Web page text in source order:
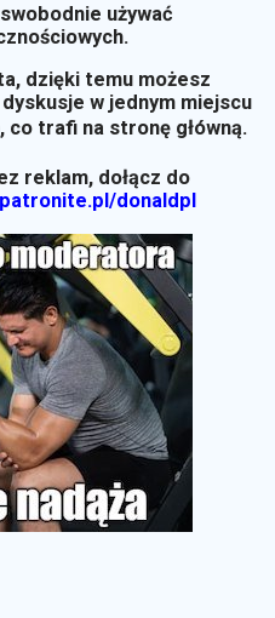
używać
dzięki temu możesz
w jednym miejscu
, co trafi na stronę główną.
reklam, dołącz do
donaldpl